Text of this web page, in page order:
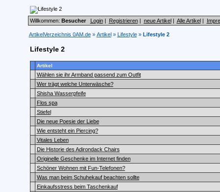
Willkommen: Besucher Login| Registrieren| neue Artikel| Alle Artikel|
ArtikelVerzeichnis 0AM.de» Artikel» Lifestyle» Lifestyle 2
Lifestyle 2
Artikel
Wählen sie ihr Armband passend zum Outfit
Wer trägt welche Unterwäsche?
Shisha Wasserpfeife
Flos spa
Stiefel
Die neue Poesie der Liebe
Wie entsteht ein Piercing?
Vitales Leben
Die Historie des Adirondack Chairs
Originelle Geschenke im Internet finden
Schöner Wohnen mit Fun-Telefonen?
Was man beim Schuhekauf beachten sollte
Einkaufsstress beim Taschenkauf